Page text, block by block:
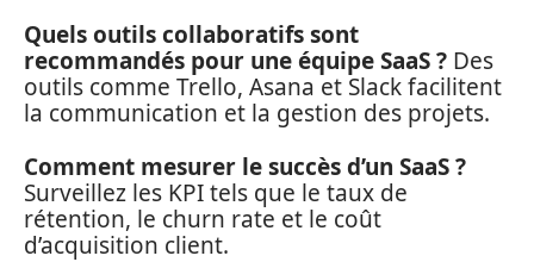
Quels outils collaboratifs sont
recommandés pour une équipe SaaS ? Des
outils comme Trello, Asana et Slack facilitent
la communication et la gestion des projets.
Comment mesurer le succès d’un SaaS ?
Surveillez les KPI tels que le taux de
rétention, le churn rate et le coût
d’acquisition client.